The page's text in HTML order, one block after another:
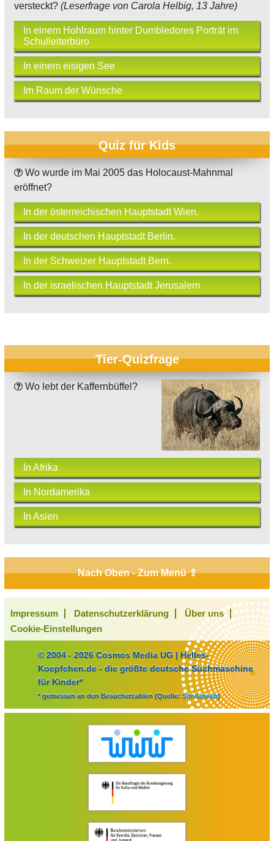
versteckt? (Leserfrage von Carola Helbig, 13 Jahre)
In einem Hohlraum hinter Dumbledores Porträt im
Schulleiterbüro
In einem eisigen See
Im Raum der Wünsche
Quiz für Kids
Wo wurde im Mai 2005 das Holocaust-Mahnmal
eröffnet?
In der österreichischen Hauptstadt Wien.
In der deutschen Hauptstadt Berlin.
In der Schweizer Hauptstadt Bern.
In der israelischen Hauptstadt Jerusalem
Tier-Quizfrage
Wo lebt der Kaffernbüffel?
In Afrika
In Nordamerika
In Asien
Nach Oben - Zum Menü ⇧
Impressum Datenschutzerklärung
Über uns
Cookie-Einstellungen
© 2004 - 2026 Cosmos Media UG | Helles-
Koepfchen.de - die größte deutsche Suchmaschine
für Kinder*
* gemessen an den Besucherzahlen (Quelle: Similarweb)